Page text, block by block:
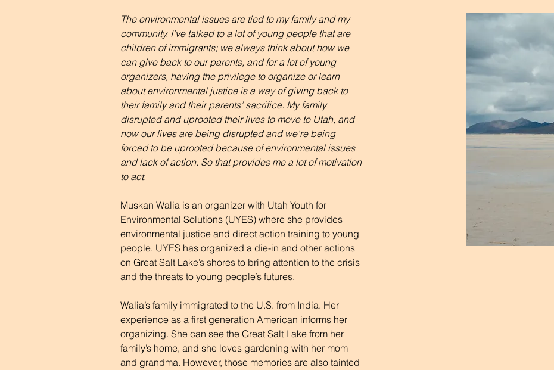
The environmental issues are tied to my family and my
community. I've talked to a lot of young people that are
children of immigrants; we always think about how we
can give back to our parents, and for a lot of young
organizers, having the privilege to organize or learn
about environmental justice is a way of giving back to
their family and their parents’ sacrifice. My family
disrupted and uprooted their lives to move to Utah, and
now our lives are being disrupted and we're being
forced to be uprooted because of environmental issues
and lack of action. So that provides me a lot of motivation
to act.
Muskan Walia is an organizer with Utah Youth for
Environmental Solutions (UYES) where she provides
environmental justice and direct action training to young
people. UYES has organized a die-in and other actions
on Great Salt Lake’s shores to bring attention to the crisis
and the threats to young people’s futures.
Walia’s family immigrated to the U.S. from India. Her
experience as a first generation American informs her
organizing. She can see the Great Salt Lake from her
family’s home, and she loves gardening with her mom
and grandma. However, those memories are also tainted